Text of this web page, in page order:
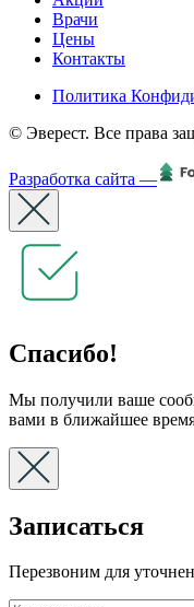
Врачи
Цены
Контакты
Политика
© Эверест. Все права
Разработка сайта —
Спасибо!
Мы получили ваше
вами в ближайшее
Записаться
Перезвоним для